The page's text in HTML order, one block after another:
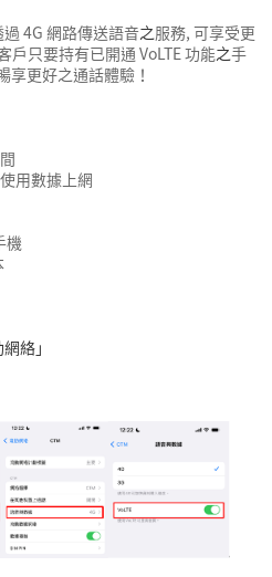
過 4G 網路傳送語音之服務, 可享受更
戶 只要持有已開通 VoLTE功能之手
享更好之通話體驗！
使用數據 上網
機
絡」